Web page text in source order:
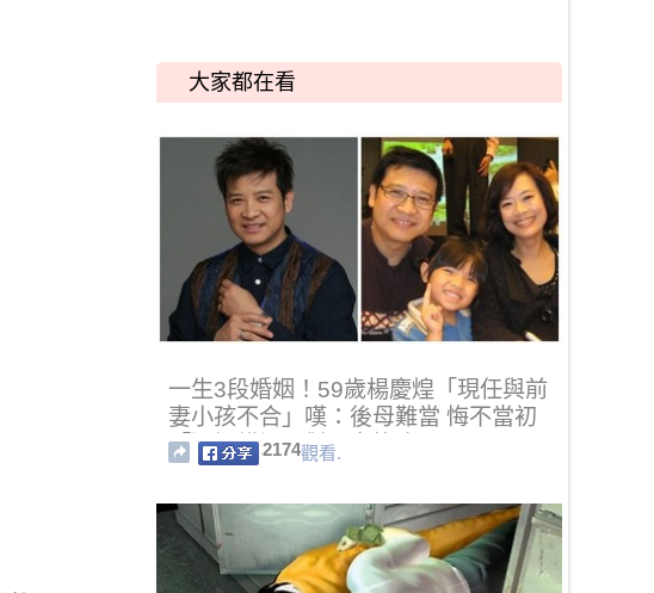
大家都在看
一生3段婚姻！59歲楊慶煌「現任與前
妻小孩不合」嘆：後母難當 悔不當初
「選擇錯誤」對子女愧疚
2174觀看.